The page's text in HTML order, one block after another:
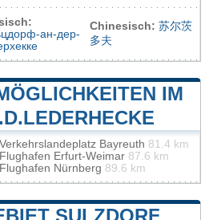
ан-дер-
Chinesisch: 苏尔茨
多夫
IM
Verkehrslandeplatz Bayreuth 81.4 km
Flughafen Erfurt-Weimar 87.6 km
Flughafen Nürnberg 89.6 km